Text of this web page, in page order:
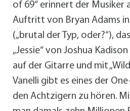
of 69“ erinnert der Musiker
Auftritt von Bryan Adams
(„brutal der Typ, oder?“),
„Jessie“ von Joshua
auf der Gitarre und mit
Vanelli gibt es eines der
den Achtzigern zu hören.